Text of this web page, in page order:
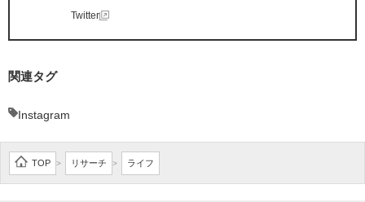
Twitter
関連タグ
Instagram
TOP > リサーチ > ライフ